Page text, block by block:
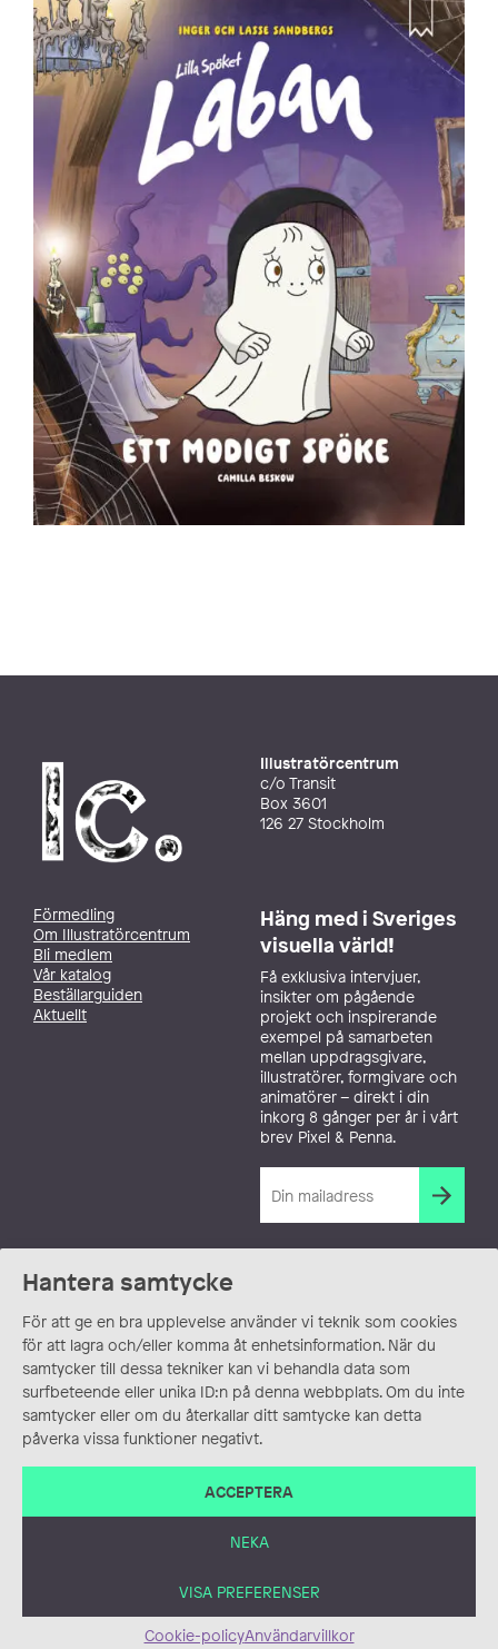
Hantera samtycke
För att ge en bra upplevelse använder vi teknik som cookies
för att lagra och/eller komma åt enhetsinformation. När du
samtycker till dessa tekniker kan vi behandla data som
surfbeteende eller unika ID:n på denna webbplats. Om du inte
samtycker eller om du återkallar ditt samtycke kan detta
påverka vissa funktioner negativt.
ACCEPTERA
NEKA
VISA PREFERENSER
Cookie-policyAnvändarvillkor
Illustratörcentrum
c/o Transit
Box 3601
126 27 Stockholm
Förmedling
Om Illustratörcentrum
Bli medlem
Vår katalog
Beställarguiden
Aktuellt
Häng med i Sveriges
visuella värld!
Få exklusiva intervjuer,
insikter om pågående
projekt och inspirerande
exempel på samarbeten
mellan uppdragsgivare,
illustratörer, formgivare och
animatörer – direkt i din
inkorg 8 gånger per år i vårt
brev Pixel & Penna.
ANVÄNDARVILLKOR